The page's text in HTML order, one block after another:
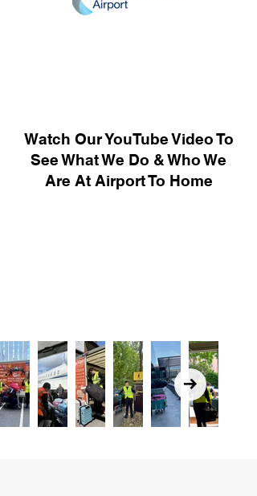
Watch Our YouTube Video To
See What We Do & Who We
Are At Airport To Home